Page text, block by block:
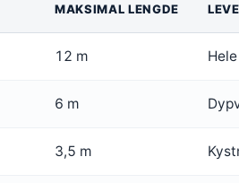
MAKSIMAL LENGDE
12 m
6 m
3,5 m